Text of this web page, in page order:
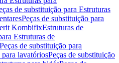
de substituição para Estruturas
Peças de substituição para
KombifixEstruturas de
Estruturas de
Peças de substituição para
para lavatóriosPeças de substituição